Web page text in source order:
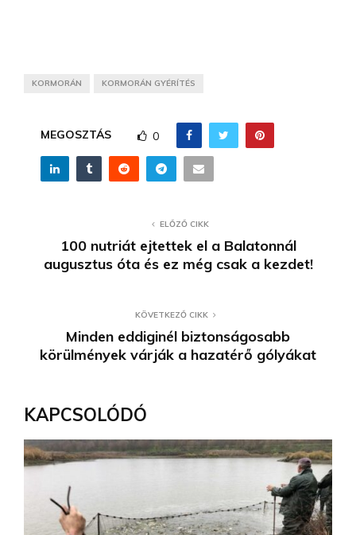
KORMORÁN KORMORÁN GYÉRÍTÉS
MEGOSZTÁS 0
ELŐZŐ CIKK
100 nutriát ejtettek el a Balatonnál
augusztus óta és ez még csak a kezdet!
KÖVETKEZŐ CIKK
Minden eddiginél biztonságosabb
körülmények várják a hazatérő gólyákat
KAPCSOLÓDÓ